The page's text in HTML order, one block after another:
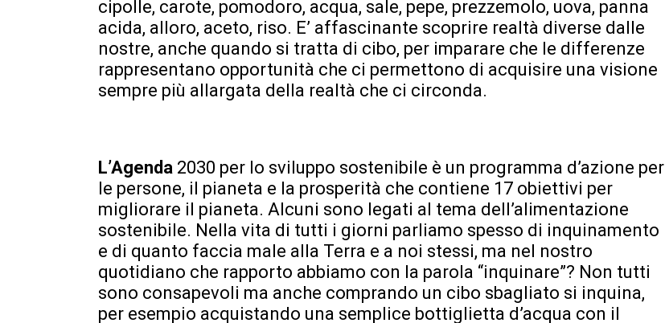
cipolle, carote, pomodoro, acqua, sale, pepe, prezzemolo, uova, panna
acida, alloro, aceto, riso. E’ affascinante scoprire realtà diverse dalle
nostre, anche quando si tratta di cibo, per imparare che le differenze
rappresentano opportunità che ci permettono di acquisire una visione
sempre più allargata della realtà che ci circonda.
L’Agenda 2030 per lo sviluppo sostenibile è un programma d’azione per
le persone, il pianeta e la prosperità che contiene 17 obiettivi per
migliorare il pianeta. Alcuni sono legati al tema dell’alimentazione
sostenibile. Nella vita di tutti i giorni parliamo spesso di inquinamento
e di quanto faccia male alla Terra e a noi stessi, ma nel nostro
quotidiano che rapporto abbiamo con la parola “inquinare”? Non tutti
sono consapevoli ma anche comprando un cibo sbagliato si inquina,
per esempio acquistando una semplice bottiglietta d’acqua con il